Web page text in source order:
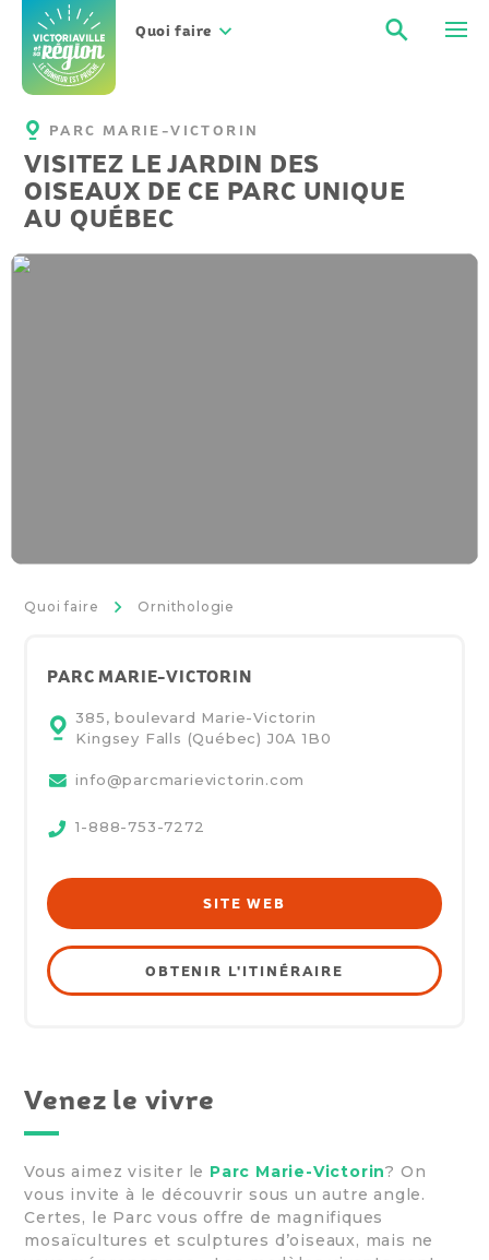
contenu
Quoi faire
PARC MARIE-VICTORIN
VISITEZ LE JARDIN DES
OISEAUX DE CE PARC UNIQUE
AU QUÉBEC
Quoi faire >
Ornithologie
PARC MARIE-VICTORIN
385, boulevard Marie-Victorin
Kingsey Falls (Québec) J0A 1B0
info@parcmarievictorin.com
1-888-753-7272
SITE WEB
OBTENIR L'ITINÉRAIRE
Venez le vivre
Vous aimez visiter le Parc Marie-Victorin? On
vous invite à le découvrir sous un autre angle.
Certes, le Parc vous offre de magnifiques
mosaïcultures et sculptures d’oiseaux, mais ne